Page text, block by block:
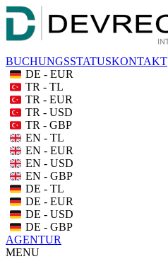
BUCHUNGSSTATUSKONTAKT
DE - EUR
TR - TL
TR - EUR
TR - USD
TR - GBP
EN - TL
EN - EUR
EN - USD
EN - GBP
DE - TL
DE - EUR
DE - USD
DE - GBP
AGENTUR
MENU